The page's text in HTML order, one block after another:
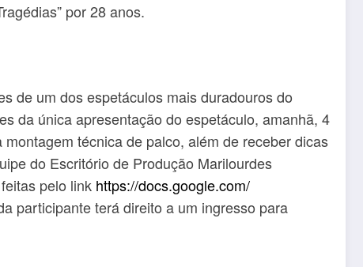
por 28 anos.
de um dos espetáculos mais duradouros do
da única apresentação do espetáculo, amanhã, 4
técnica de palco, além de receber dicas
do Escritório de Produção Marilourdes
pelo link https://docs.google.com/
participante terá direito a um ingresso para